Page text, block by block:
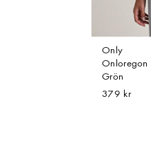
Only
Onloregon
Grön
379 kr